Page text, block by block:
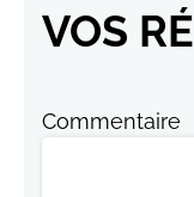
VOS
Commentaire